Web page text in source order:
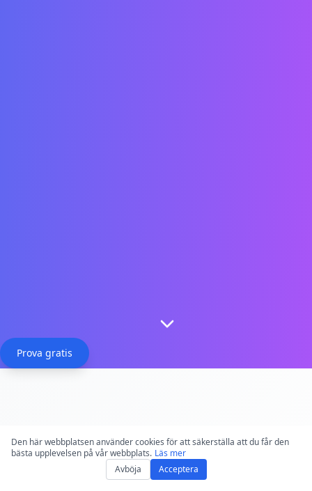
6,358,298
Hours Processed
Prova gratis
Den här webbplatsen använder cookies för att säkerställa att du får den
bästa upplevelsen på vår webbplats. Läs mer
Avböja
Acceptera